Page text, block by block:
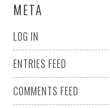
META
LOG IN
ENTRIES FEED
COMMENTS FEED